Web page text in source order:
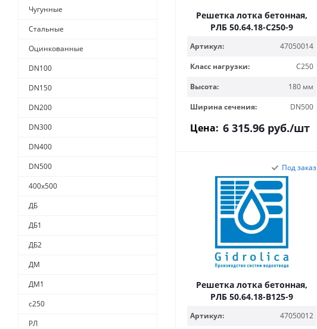
Решетка лотка бетонная,
РЛБ 50.64.18-C250-9
Артикул:
47050014
Класс нагрузки:
C250
Высота:
180 мм
Ширина сечения:
DN500
Цена: 6 315.96руб./шт
Под заказ
Решетка лотка бетонная,
РЛБ 50.64.18-B125-9
Артикул:
47050012
Чугунные
Стальные
Оцинкованные
DN100
DN150
DN200
DN300
DN400
DN500
400х500
ДБ
ДБ1
ДБ2
ДМ
ДМ1
с250
РЛ